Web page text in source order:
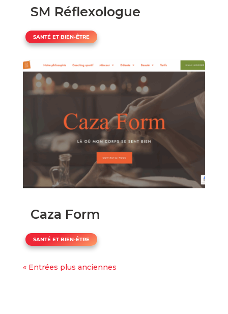
SM Réflexologue
SANTÉ ET BIEN-ÊTRE
Caza Form
SANTÉ ET BIEN-ÊTRE
« Entrées plus anciennes